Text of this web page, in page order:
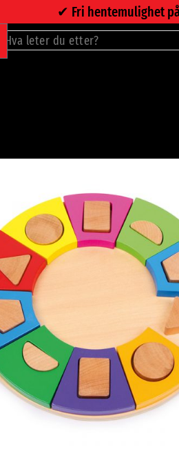
✔︎ Fri hentemulighet